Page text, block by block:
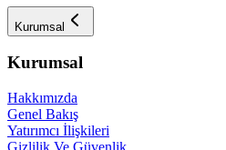
Kurumsal
Kurumsal
Hakkımızda
Genel Bakış
Yatırımcı İlişkileri